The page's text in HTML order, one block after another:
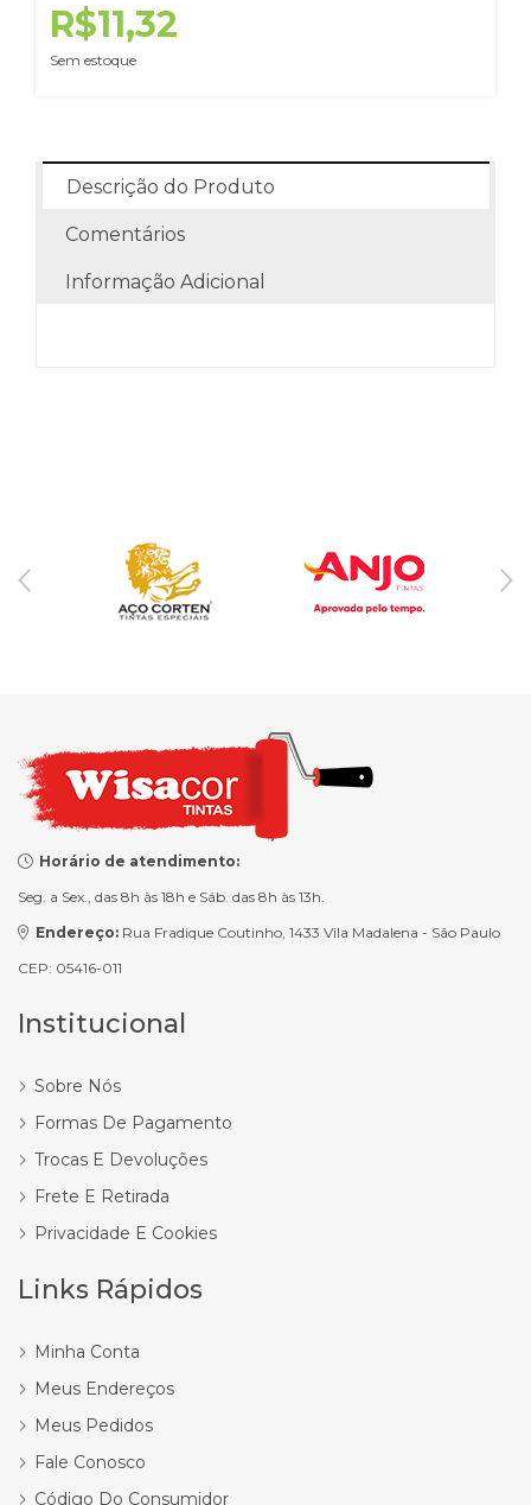
R$11,32
Sem estoque
Descrição do Produto
Comentários
Informação Adicional
Horário de atendimento:
Seg. a Sex., das 8h às 18h e Sáb. das 8h às 13h.
Endereço: Rua Fradique Coutinho, 1433 Vila Madalena - São Paulo
CEP: 05416-011
Institucional
Sobre Nós
Formas De Pagamento
Trocas E Devoluções
Frete E Retirada
Privacidade E Cookies
Links Rápidos
Minha Conta
Meus Endereços
Meus Pedidos
Fale Conosco
Código Do Consumidor